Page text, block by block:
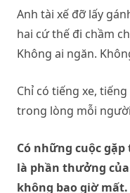
Anh tài xế đỡ lấy
hai cứ thế đi chầm
Không ai ngăn.
Chỉ có tiếng xe,
trong lòng mỗi
Có những cuộc
là phần thưởng
không bao giờ mất.